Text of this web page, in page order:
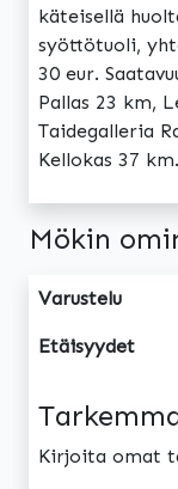
käteisellä
syöttötuoli,
30 eur.
Pallas 23 km,
Taidegalleria
Kellokas 37
Mökin
Varustelu
Etäisyydet
Kirjoita omat